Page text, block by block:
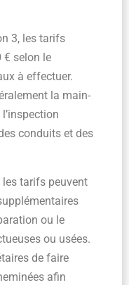
3, les tarifs
€ selon le
à effectuer.
la main-
conduits et des
tarifs peuvent
ou le
ou usées.
de faire
afin